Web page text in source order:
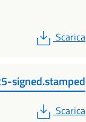
PDF
Scarica
signed.stamped
PDF
Scarica